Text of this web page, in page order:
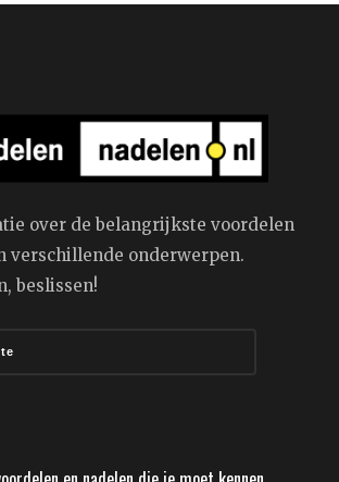
over de belangrijkste voordelen
verschillende onderwerpen.
beslissen!